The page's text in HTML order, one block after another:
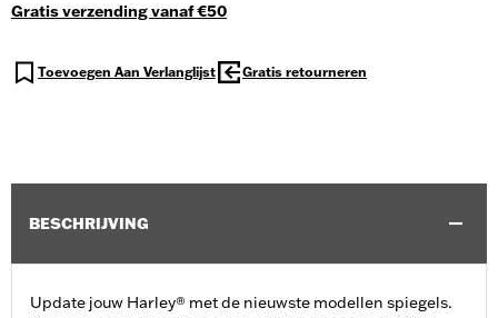
Gratis verzending vanaf €50
Toevoegen Aan Verlanglijst Gratis retourneren
BESCHRIJVING
Update jouw Harley® met de nieuwste modellen spiegels.